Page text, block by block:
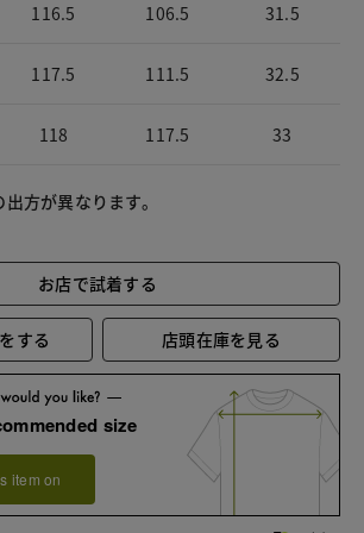
116.5 106.5 31.5
117.5 111.5 32.5
118 117.5 33
方が異なります。
お店で試着する
する 店頭在庫を見る
size
item on